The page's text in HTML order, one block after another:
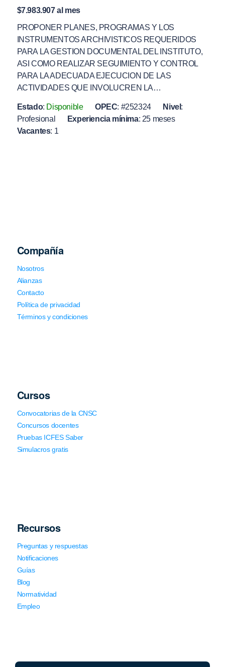
$7.983.907 al mes
PROPONER PLANES, PROGRAMAS Y LOS
INSTRUMENTOS ARCHIVISTICOS REQUERIDOS
PARA LA GESTION DOCUMENTAL DEL INSTITUTO,
ASI COMO REALIZAR SEGUIMIENTO Y CONTROL
PARA LA ADECUADA EJECUCION DE LAS
ACTIVIDADES QUE INVOLUCREN LA…
Estado: Disponible OPEC: #252324 Nivel :
Profesional
Experiencia mínima: 25 meses
Vacantes: 1
Compañía
Nosotros
Alianzas
Contacto
Política de privacidad
Términos y condiciones
Cursos
Convocatorias de la CNSC
Concursos docentes
Pruebas ICFES Saber
Simulacros gratis
Recursos
Preguntas y respuestas
Notificaciones
Guías
Blog
Normatividad
Empleo